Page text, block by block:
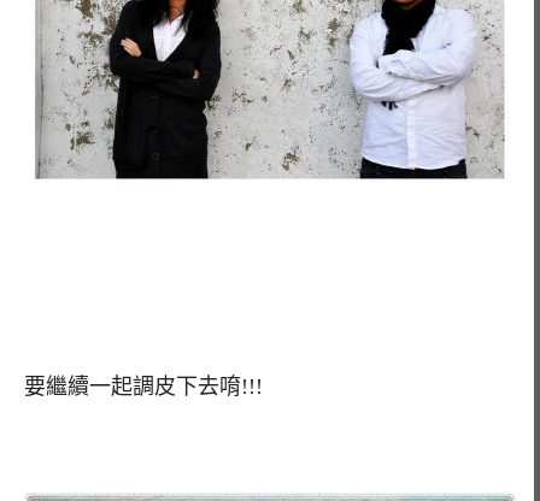
要繼續一起調皮下去唷!!!